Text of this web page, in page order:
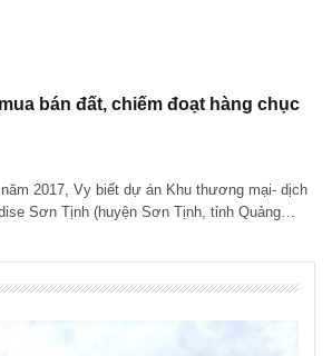
bán đất, chiếm đoạt hàng chục
2017, Vy biết dự án Khu thương mại- dịch
Sơn Tịnh (huyện Sơn Tịnh, tỉnh Quảng…